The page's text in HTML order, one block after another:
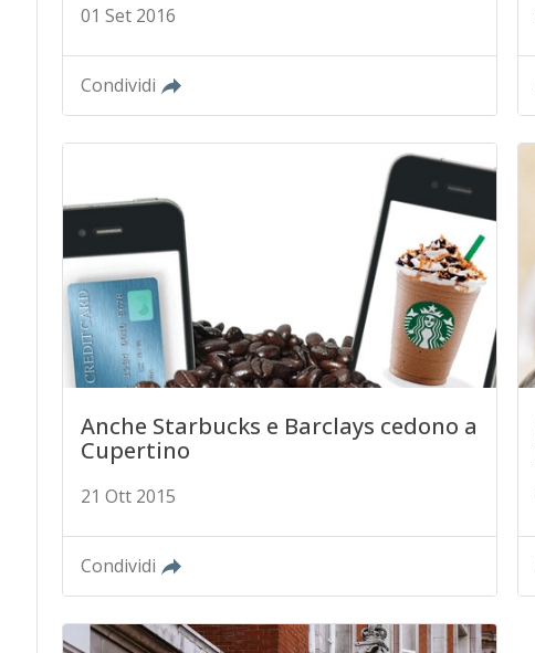
01 Set 2016
Condividi
Anche Starbucks e Barclays cedono a
Cupertino
21 Ott 2015
Condividi